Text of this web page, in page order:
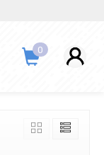
0